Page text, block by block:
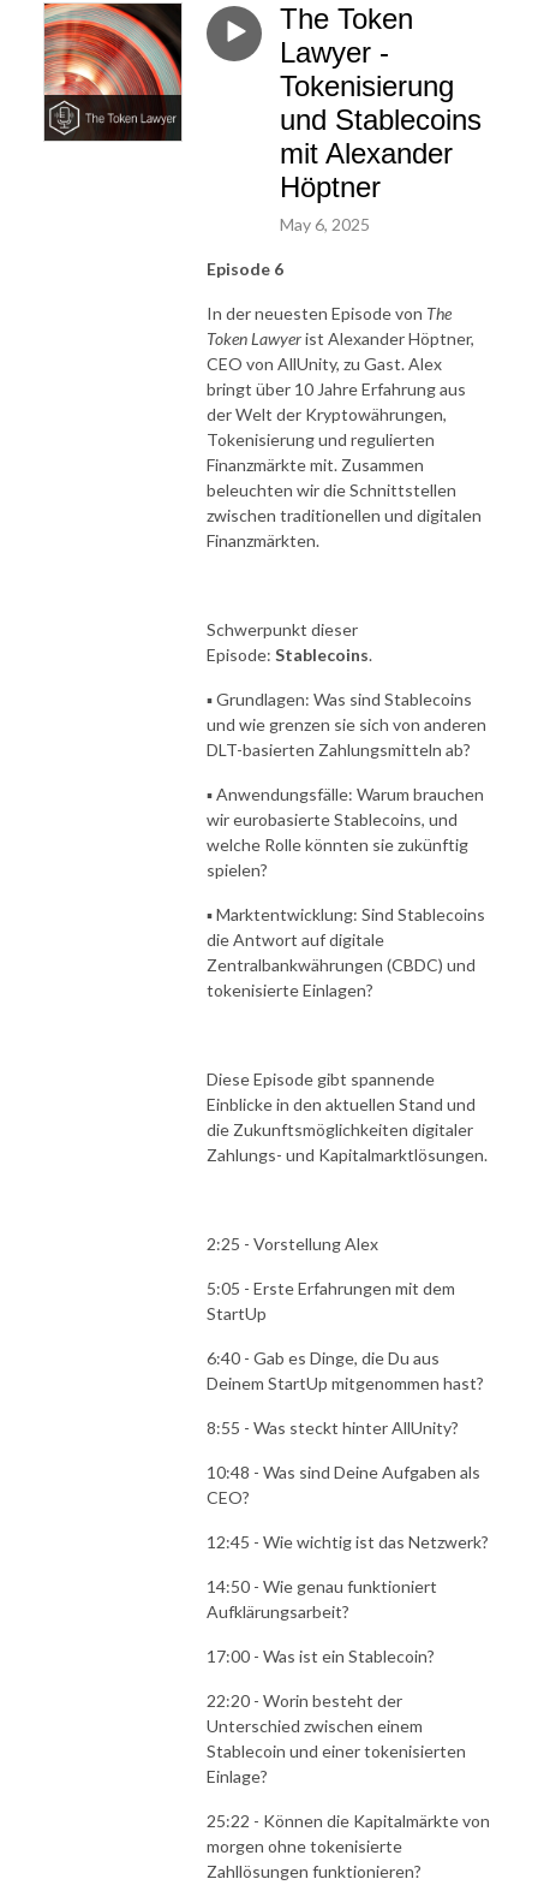
The Token
Lawyer -
Tokenisierung
und Stablecoins
mit Alexander
Höptner
May 6, 2025
Episode 6
In der neuesten Episode von The
Token Lawyerist Alexander Höptner,
CEO von AllUnity, zu Gast. Alex
bringt über 10 Jahre Erfahrung aus
der Welt der Kryptowährungen,
Tokenisierung und regulierten
Finanzmärkte mit. Zusammen
beleuchten wir die Schnittstellen
zwischen traditionellen und digitalen
Finanzmärkten.
Schwerpunkt dieser
Episode: Stablecoins.
▪️ Grundlagen: Was sind Stablecoins
und wie grenzen sie sich von anderen
DLT-basierten Zahlungsmitteln ab?
▪️ Anwendungsfälle: Warum brauchen
wir eurobasierte Stablecoins, und
welche Rolle könnten sie zukünftig
spielen?
▪️ Marktentwicklung: Sind Stablecoins
die Antwort auf digitale
Zentralbankwährungen (CBDC) und
tokenisierte Einlagen?
Diese Episode gibt spannende
Einblicke in den aktuellen Stand und
die Zukunftsmöglichkeiten digitaler
Zahlungs- und Kapitalmarktlösungen.
2:25 - Vorstellung Alex
5:05 - Erste Erfahrungen mit dem
StartUp
6:40 - Gab es Dinge, die Du aus
Deinem StartUp mitgenommen hast?
8:55 - Was steckt hinter AllUnity?
10:48 - Was sind Deine Aufgaben als
CEO?
12:45 - Wie wichtig ist das Netzwerk?
14:50 - Wie genau funktioniert
Aufklärungsarbeit?
17:00 - Was ist ein Stablecoin?
22:20 - Worin besteht der
Unterschied zwischen einem
Stablecoin und einer tokenisierten
Einlage?
25:22 - Können die Kapitalmärkte von
morgen ohne tokenisierte
Zahllösungen funktionieren?